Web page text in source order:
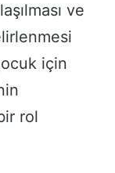
ve
için
rol